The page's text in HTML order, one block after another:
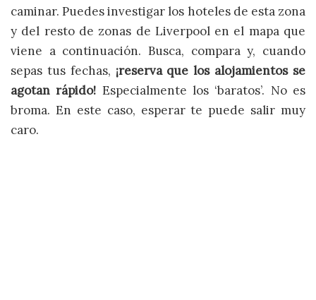
caminar. Puedes investigar los hoteles de esta zona
y del resto de zonas de Liverpool en el mapa que
viene a continuación. Busca, compara y, cuando
sepas tus fechas, ¡reserva que los alojamientos se
agotan rápido! Especialmente los ‘baratos’. No es
broma. En este caso, esperar te puede salir muy
caro.